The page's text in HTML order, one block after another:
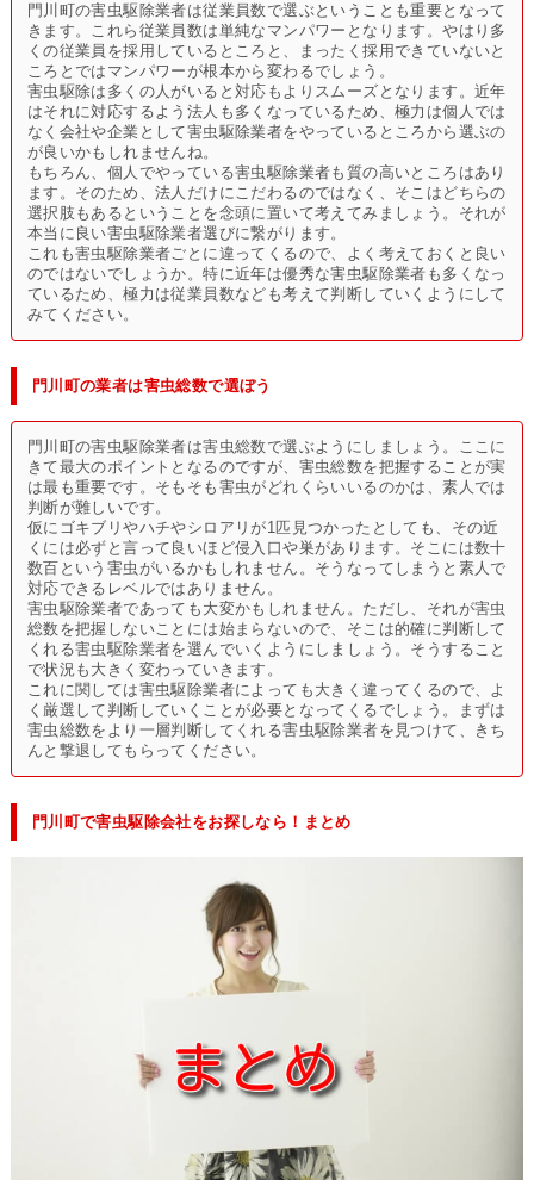
門川町の害虫駆除業者は従業員数で選ぶということも重要となって
きます。これら従業員数は単純なマンパワーとなります。やはり多
くの従業員を採用しているところと、まったく採用できていないと
ころとではマンパワーが根本から変わるでしょう。
害虫駆除は多くの人がいると対応もよりスムーズとなります。近年
はそれに対応するよう法人も多くなっているため、極力は個人では
なく会社や企業として害虫駆除業者をやっているところから選ぶの
が良いかもしれませんね。
もちろん、個人でやっている害虫駆除業者も質の高いところはあり
ます。そのため、法人だけにこだわるのではなく、そこはどちらの
選択肢もあるということを念頭に置いて考えてみましょう。それが
本当に良い害虫駆除業者選びに繋がります。
これも害虫駆除業者ごとに違ってくるので、よく考えておくと良い
のではないでしょうか。特に近年は優秀な害虫駆除業者も多くなっ
ているため、極力は従業員数なども考えて判断していくようにして
みてください。
門川町の業者は害虫総数で選ぼう
門川町の害虫駆除業者は害虫総数で選ぶようにしましょう。ここに
きて最大のポイントとなるのですが、害虫総数を把握することが実
は最も重要です。そもそも害虫がどれくらいいるのかは、素人では
判断が難しいです。
仮にゴキブリやハチやシロアリが1匹見つかったとしても、その近
くには必ずと言って良いほど侵入口や巣があります。そこには数十
数百という害虫がいるかもしれません。そうなってしまうと素人で
対応できるレベルではありません。
害虫駆除業者であっても大変かもしれません。ただし、それが害虫
総数を把握しないことには始まらないので、そこは的確に判断して
くれる害虫駆除業者を選んでいくようにしましょう。そうすること
で状況も大きく変わっていきます。
これに関しては害虫駆除業者によっても大きく違ってくるので、よ
く厳選して判断していくことが必要となってくるでしょう。まずは
害虫総数をより一層判断してくれる害虫駆除業者を見つけて、きち
んと撃退してもらってください。
門川町で害虫駆除会社をお探しなら！まとめ